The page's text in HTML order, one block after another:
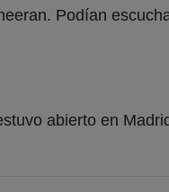
Podían
abierto en